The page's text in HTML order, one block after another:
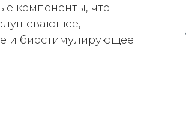
компоненты, что
и биостимулирующее